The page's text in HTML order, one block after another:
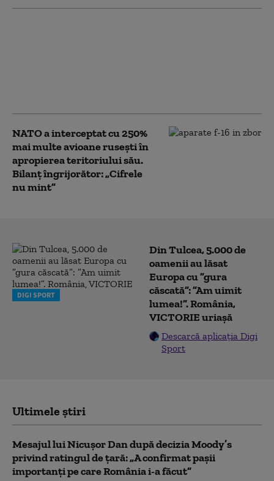
NATO a interceptat cu 250%
mai multe avioane rusești în
apropierea teritoriului său.
Bilanț îngrijorător: „Cifrele
nu mint”
DIGI SPORT
Din Tulcea, 5.000 de
oamenii au lăsat
Europa cu ”gura
căscată”: ”Am uimit
lumea!”. România,
VICTORIE uriașă
Descarcă aplicația Digi
Sport
Ultimele știri
Mesajul lui Nicușor Dan după decizia Moody’s
privind ratingul de țară: „A confirmat pașii
importanți pe care România i-a făcut”